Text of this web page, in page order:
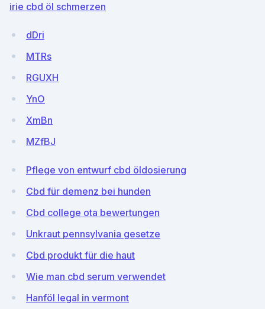
irie cbd öl schmerzen
dDri
MTRs
RGUXH
YnO
XmBn
MZfBJ
Pflege von entwurf cbd öldosierung
Cbd für demenz bei hunden
Cbd college ota bewertungen
Unkraut pennsylvania gesetze
Cbd produkt für die haut
Wie man cbd serum verwendet
Hanföl legal in vermont